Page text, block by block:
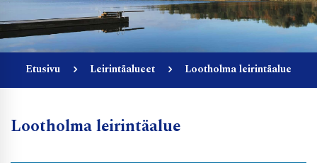
Etusivu Leirintäalueet Lootholma leirintäalue
Lootholma leirintäalue